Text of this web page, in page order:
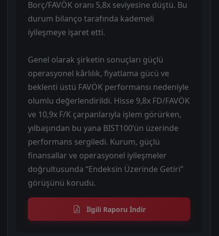
Borç/FAVÖK oranı 5,8x seviyesine düştü. Bu
durum bilanço tarafında kademeli
iyileşmeye işaret etti.
Genel olarak şirketin sonuçları güçlü
operasyonel kârlılık, fiyatlama gücü ve
beklenti üstü FAVÖK performansı nedeniyle
olumlu değerlendirildi. Hisse 9,8x FD/FAVÖK
ve 10,9x F/K çarpanlarıyla işlem görürken,
yılbaşından bu yana BIST100’ün üzerinde
performans sergiledi. Kurum, güçlü
finansallar ve operasyonel iyileşmeler
doğrultusunda “Endeksin Üzerinde Getiri”
görüşünü korudu.
İlgili Raporu İndir